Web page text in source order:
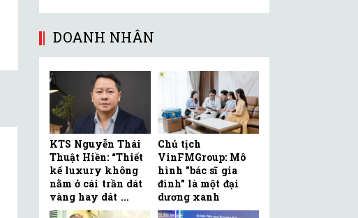
DOANH NHÂN
KTS Nguyễn Thái
Thuật Hiền: “Thiết
kế luxury không
nằm ở cái trần dát
vàng hay dát ...
Chủ tịch
VinFMGroup: Mô
hình "bác sĩ gia
đình" là một đại
dương xanh